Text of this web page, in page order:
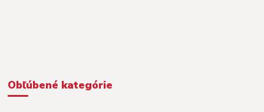
Obľúbené kategórie